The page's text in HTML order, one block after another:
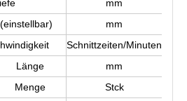
mm
mm
Schnittzeiten/Minuten
Länge mm
Menge
Stck